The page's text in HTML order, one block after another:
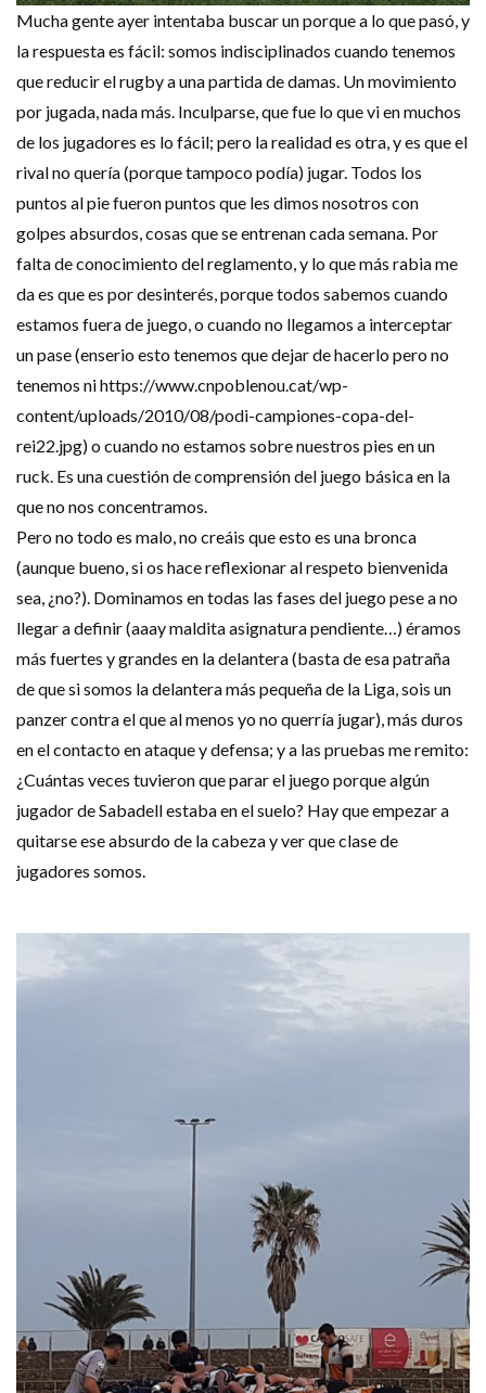
Mucha gente ayer intentaba buscar un porque a lo que pasó, y
la respuesta es fácil: somos indisciplinados cuando tenemos
que reducir el rugby a una partida de damas. Un movimiento
por jugada, nada más. Inculparse, que fue lo que vi en muchos
de los jugadores es lo fácil; pero la realidad es otra, y es que el
rival no quería (porque tampoco podía) jugar. Todos los
puntos al pie fueron puntos que les dimos nosotros con
golpes absurdos, cosas que se entrenan cada semana. Por
falta de conocimiento del reglamento, y lo que más rabia me
da es que es por desinterés, porque todos sabemos cuando
estamos fuera de juego, o cuando no llegamos a interceptar
un pase (enserio esto tenemos que dejar de hacerlo pero no
tenemos ni https://www.cnpoblenou.cat/wp-
content/uploads/2010/08/podi-campiones-copa-del-
rei22.jpg) o cuando no estamos sobre nuestros pies en un
ruck. Es una cuestión de comprensión del juego básica en la
que no nos concentramos.
Pero no todo es malo, no creáis que esto es una bronca
(aunque bueno, si os hace reflexionar al respeto bienvenida
sea, ¿no?). Dominamos en todas las fases del juego pese a no
llegar a definir (aaay maldita asignatura pendiente…) éramos
más fuertes y grandes en la delantera (basta de esa patraña
de que si somos la delantera más pequeña de la Liga, sois un
panzer contra el que al menos yo no querría jugar), más duros
en el contacto en ataque y defensa; y a las pruebas me remito:
¿Cuántas veces tuvieron que parar el juego porque algún
jugador de Sabadell estaba en el suelo? Hay que empezar a
quitarse ese absurdo de la cabeza y ver que clase de
jugadores somos.